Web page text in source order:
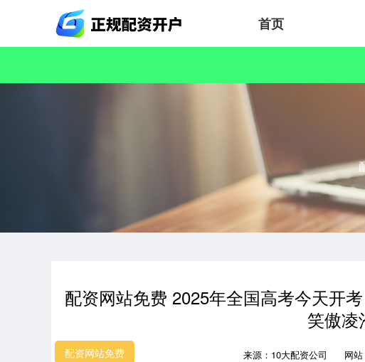
首页
配资网站免费 2025年全国高考今天开
笑傲凌
配资网站免费 来源：10大配资公司 网